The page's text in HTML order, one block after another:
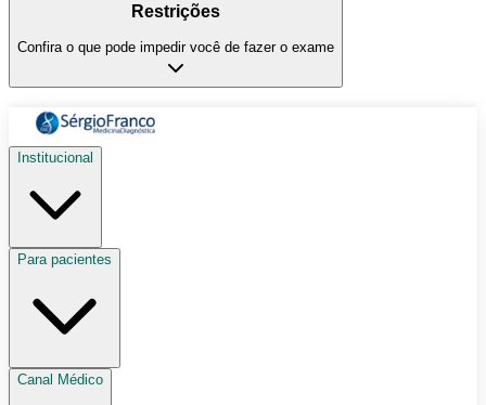
Restrições
Confira o que pode impedir você de fazer o exame
Institucional
Para pacientes
Canal Médico